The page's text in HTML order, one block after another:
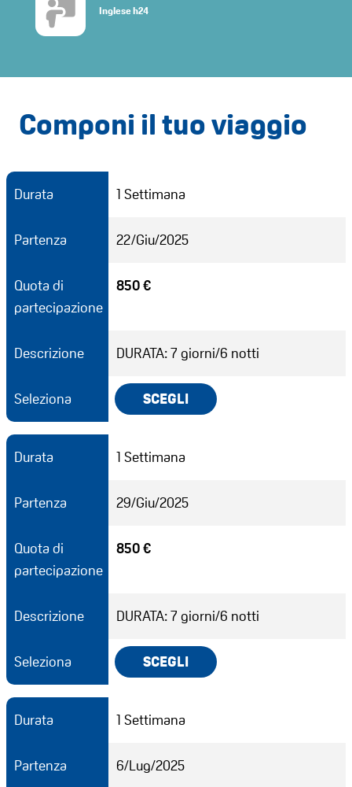
Inglese h24
Componi il tuo viaggio
Durata 1 Settimana
Partenza 22/Giu/2025
Quota di
partecipazione
850 €
Descrizione DURATA: 7 giorni/6 notti
Seleziona SCEGLI
Durata 1 Settimana
Partenza 29/Giu/2025
Quota di
partecipazione
850 €
Descrizione DURATA: 7 giorni/6 notti
Seleziona SCEGLI
Durata 1 Settimana
Partenza 6/Lug/2025